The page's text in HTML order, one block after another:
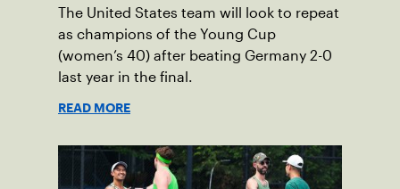
The United States team will look to repeat
as champions of the Young Cup
(women’s 40) after beating Germany 2-0
last year in the final.
READ MORE